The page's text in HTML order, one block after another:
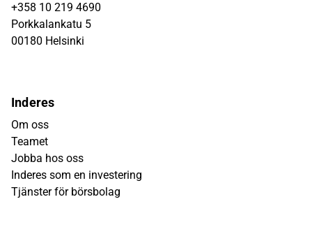
+358 10 219 4690
Porkkalankatu 5
00180 Helsinki
Inderes
Om oss
Teamet
Jobba hos oss
Inderes som en investering
Tjänster för börsbolag